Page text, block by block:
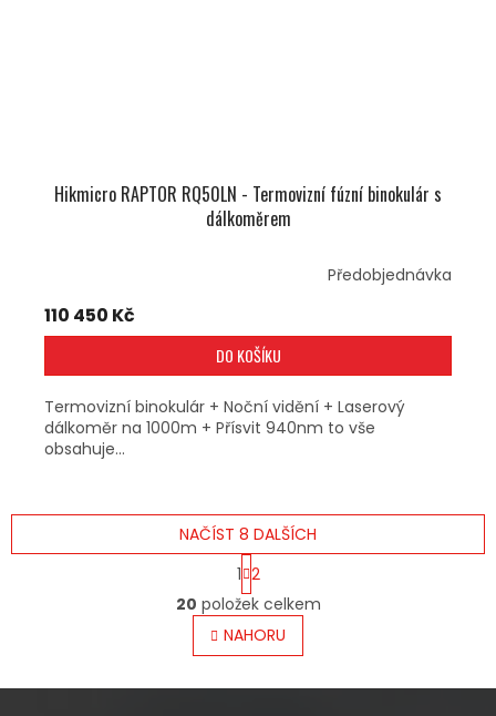
Hikmicro RAPTOR RQ50LN - Termovizní fúzní binokulár s
dálkoměrem
Předobjednávka
110 450 Kč
DO KOŠÍKU
Termovizní binokulár + Noční vidění + Laserový
dálkoměr na 1000m + Přísvit 940nm to vše
obsahuje...
O
V
L
Á
NAČÍST 8 DALŠÍCH
S
T
R
Á
N
K
V
1 2
20 položek celkem
NAHORU